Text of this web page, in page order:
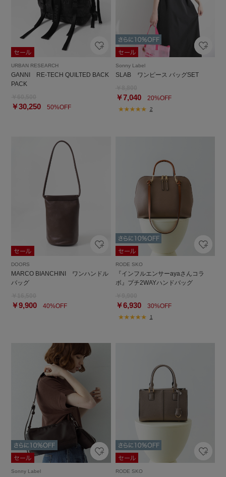
URBAN RESEARCH
GANNI RE-TECH QUILTED BACK
PACK
￥30,250 50%OFF
Sonny Label
SLAB ワンピース バッグSET
￥7,04020%OFF
2
DOORS
MARCO BIANCHINI ワンハンドル
バッグ
￥9,900 40%OFF
RODE SKO
『インフルエンサーayaさんコラ
ボ』プチ2WAYハンドバッグ
￥6,93030%OFF
1
Sonny Label RODE SKO